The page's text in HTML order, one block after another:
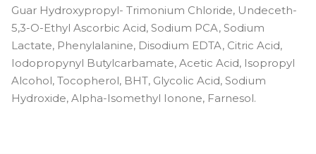
Guar Hydroxypropyl- Trimonium Chloride, Undeceth-
5,3-O-Ethyl Ascorbic Acid, Sodium PCA, Sodium
Lactate, Phenylalanine, Disodium EDTA, Citric Acid,
Iodopropynyl Butylcarbamate, Acetic Acid, Isopropyl
Alcohol, Tocopherol, BHT, Glycolic Acid, Sodium
Hydroxide, Alpha-Isomethyl Ionone, Farnesol.